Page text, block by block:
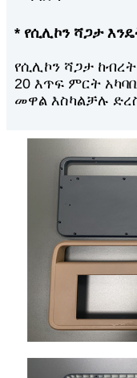
* የሲሊኮን ሻጋታ
የሲሊኮን ሻጋታ
20 እጥፍ ምርት
መዋል እስካልቻሉ